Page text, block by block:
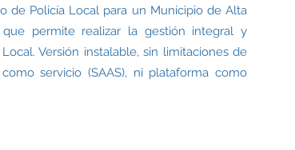
de Policía Local para un Municipio de Alta
permite realizar la gestión integral y
Versión instalable, sin limitaciones de
servicio (SAAS), ni plataforma como